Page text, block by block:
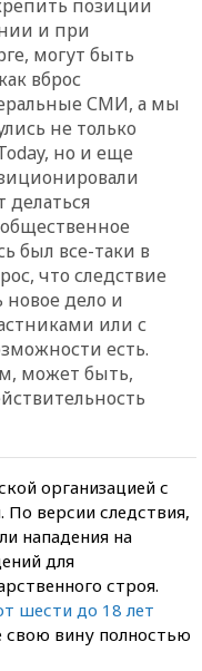
позиции
и при
могут быть
вброс
СМИ, а мы
не только
но и еще
был все-таки в
что следствие
дело и
или с
есть.
может быть,
организацией с
По версии следствия,
нападения на
для
строя.
шести до 18 лет
свою вину полностью